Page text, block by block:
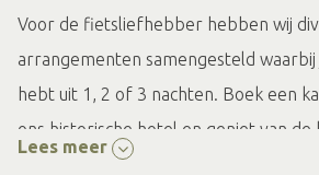
Voor de fietsliefhebber hebben wij
arrangementen samengesteld
hebt uit 1, 2 of 3 nachten. Boek een
ons historische hotel en geniet van de
het keukenteam van Chef Bjorn
Lees meer